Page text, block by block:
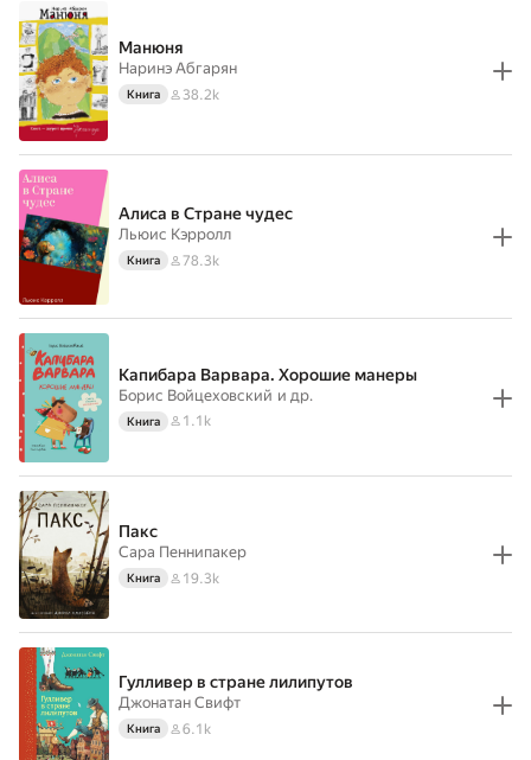
Манюня
Наринэ Абгарян
Книга 38.2k
Алиса в Стране чудес
Льюис Кэрролл
Книга 78.3k
Капибара Варвара. Хорошие манеры
Борис Войцеховский и др.
Книга 1.1k
Пакс
Сара Пеннипакер
Книга 19.3k
Гулливер в стране лилипутов
Джонатан Свифт
Книга 6.1k